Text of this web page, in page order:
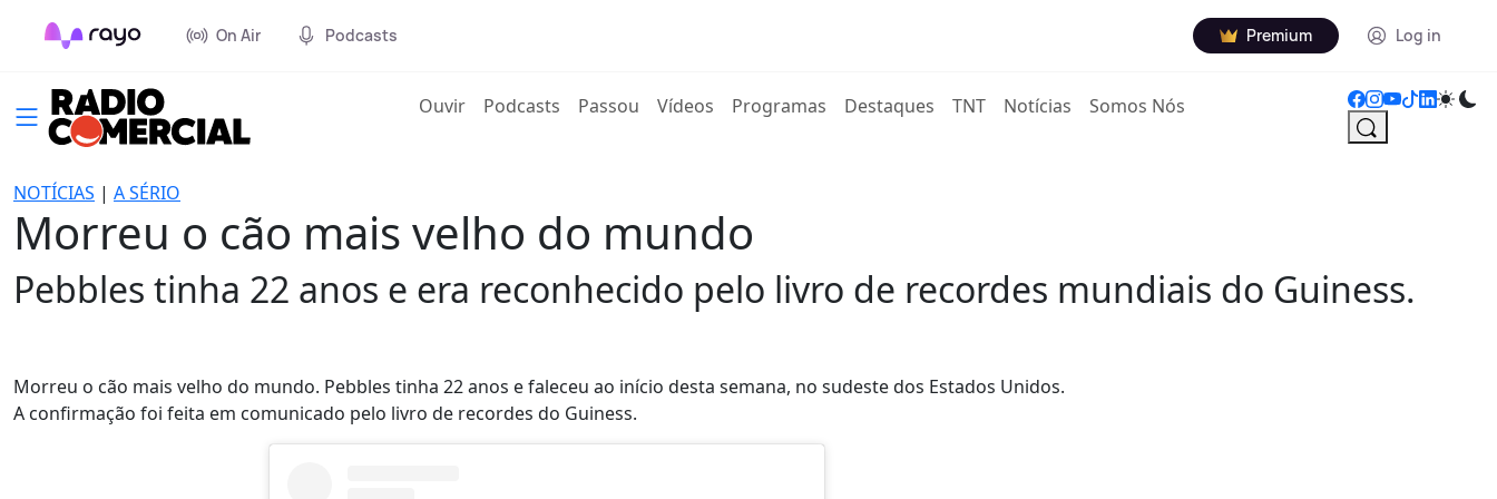
On Air Podcasts Premium Log in
Ouvir(current)
Podcasts Passou Vídeos Programas Destaques TNT Notícias Somos Nós
NOTÍCIAS | A SÉRIO
Morreu o cão mais velho do mundo
Pebbles tinha 22 anos e era reconhecido pelo livro de recordes mundiais do Guiness.
Morreu o cão mais velho do mundo. Pebbles tinha 22 anos e faleceu ao início desta semana, no sudeste dos Estados Unidos.
A confirmação foi feita em comunicado pelo livro de recordes do Guiness.